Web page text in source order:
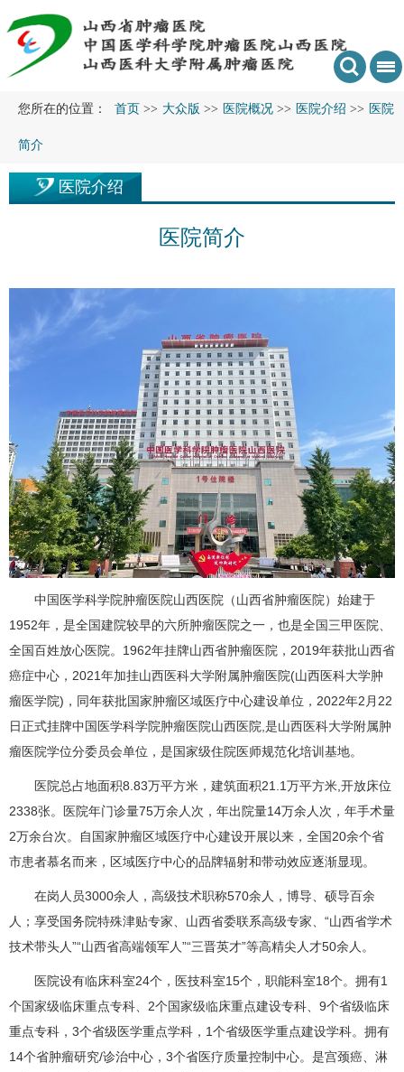
您所在的位置： 首页 >> 大众版 >> 医院概况 >> 医院介绍 >> 医院
简介
医院介绍
医院简介
中国医学科学院肿瘤医院山西医院（山西省肿瘤医院）始建于
1952年，是全国建院较早的六所肿瘤医院之一，也是全国三甲医院、
全国百姓放心医院。1962年挂牌山西省肿瘤医院，2019年获批山西省
癌症中心，2021年加挂山西医科大学附属肿瘤医院(山西医科大学肿
瘤医学院)，同年获批国家肿瘤区域医疗中心建设单位，2022年2月22
日正式挂牌中国医学科学院肿瘤医院山西医院,是山西医科大学附属肿
瘤医院学位分委员会单位，是国家级住院医师规范化培训基地。
医院总占地面积8.83万平方米，建筑面积21.1万平方米,开放床位
2338张。医院年门诊量75万余人次，年出院量14万余人次，年手术量
2万余台次。自国家肿瘤区域医疗中心建设开展以来，全国20余个省
市患者慕名而来，区域医疗中心的品牌辐射和带动效应逐渐显现。
在岗人员3000余人，高级技术职称570余人，博导、硕导百余
人；享受国务院特殊津贴专家、山西省委联系高级专家、“山西省学术
技术带头人”“山西省高端领军人”“三晋英才”等高精尖人才50余人。
医院设有临床科室24个，医技科室15个，职能科室18个。拥有1
个国家级临床重点专科、2个国家级临床重点建设专科、9个省级临床
重点专科，3个省级医学重点学科，1个省级医学重点建设学科。拥有
14个省肿瘤研究/诊治中心，3个省医疗质量控制中心。是宫颈癌、淋